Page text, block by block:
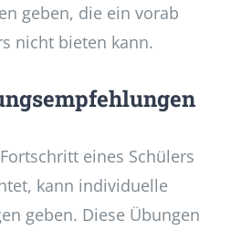
geben, die ein vorab
nicht bieten kann.
eines Schülers
kann individuelle
geben. Diese Übungen